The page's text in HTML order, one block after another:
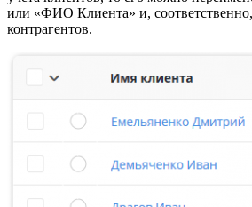
или «ФИО Клиента» и,
контрагентов.